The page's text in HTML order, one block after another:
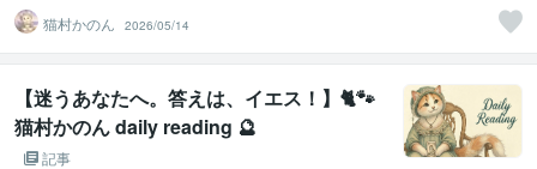
猫村かのん
2026/05/14
【迷うあなたへ。答えは、イエス！】🐈🐾
猫村かのん daily reading 🔮
記事